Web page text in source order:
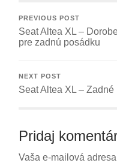
PREVIOUS POST
Seat Altea XL –
pre zadnú posádku
NEXT POST
Seat Altea XL –
Pridaj
Vaša e-mailová